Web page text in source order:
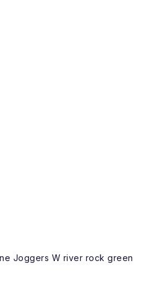
Joggers W river rock green